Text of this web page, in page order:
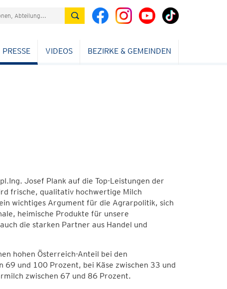
PRESSE VIDEOS BEZIRKE & GEMEINDEN
Josef Plank auf die Top-Leistungen der
frische, qualitativ hochwertige Milch
wichtiges Argument für die Agrarpolitik, sich
heimische Produkte für unsere
die starken Partner aus Handel und
hohen Österreich-Anteil bei den
69 und 100 Prozent, bei Käse zwischen 33 und
zwischen 67 und 86 Prozent.